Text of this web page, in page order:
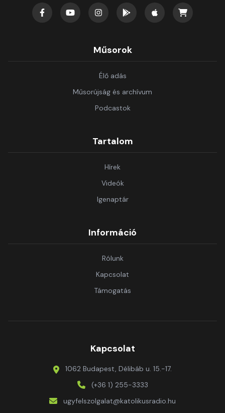
Műsorok
Élő adás
Műsorújság és archívum
Podcastok
Tartalom
Hírek
Videók
Igenaptár
Információ
Rólunk
Kapcsolat
Támogatás
Kapcsolat
1062 Budapest, Délibáb u. 15.-17.
(+36 1) 255-3333
ugyfelszolgalat@katolikusradio.hu